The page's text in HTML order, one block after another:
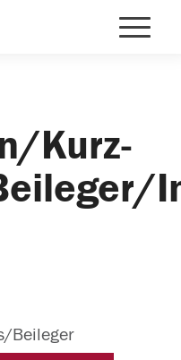
Kurz-
Beileger